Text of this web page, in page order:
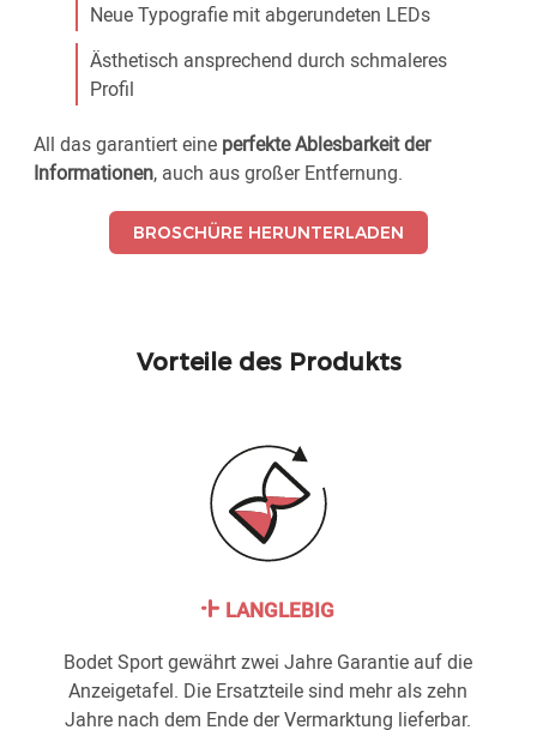
Neue Typografie mit abgerundeten LEDs
Ästhetisch ansprechend durch schmaleres
Profil
All das garantiert eine perfekte Ablesbarkeit der
Informationen, auch aus großer Entfernung.
BROSCHÜRE HERUNTERLADEN
Vorteile des Produkts
LANGLEBIG
Bodet Sport gewährt zwei Jahre Garantie auf die
Anzeigetafel. Die Ersatzteile sind mehr als zehn
Jahre nach dem Ende der Vermarktung lieferbar.